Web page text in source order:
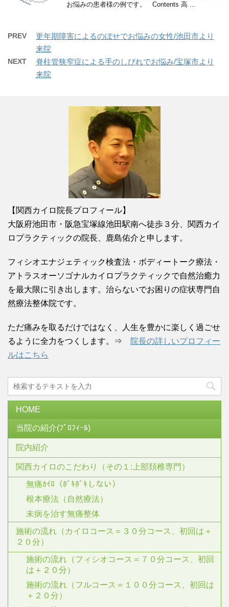
お悩みの患者様の例です。 Contents 高 ...
PREV
更年期障害によるのぼせでお悩みの女性/池田市より
来院
NEXT
脊柱管狭窄症による手のしびれでお悩み/宝塚市より
来院
【関西カイロ院長プロフィール】
大阪府池田市・阪急宝塚線池田駅南へ徒歩３分、関西カイ
ロプラクティックの院長、鹿島佑介と申します。
フィシオエナジェティック検査法・ボディートーク療法・
アトラスオーソゴナルカイロプラクティックで自然治癒力
を最大限に引き出します。治らないでお困りの症状専門自
然療法整体院です。
ただ痛みを取るだけではなく、人生を豊かに楽しく過ごせ
るように全力をつくします。⇒
院長の詳しいプロフィー
ルはこちら
HOME
当院の紹介(ﾌﾟﾛﾌｨｰﾙ)
院内紹介
関西カイロのこだわり（その１:上部頚椎専門）
無痛ｶｲﾛ（ﾎﾞｷﾎﾞｷしない）
根本療法（自然療法）
未病を治す無痛整体
施術の流れ（カイロコース＝３０分コース、初回は＋
２０分）
施術の流れ（フィシオコース＝７０分コース、初回
は＋２０分）
施術の流れ（フルコース＝１００分コース、初回は
＋２０分）